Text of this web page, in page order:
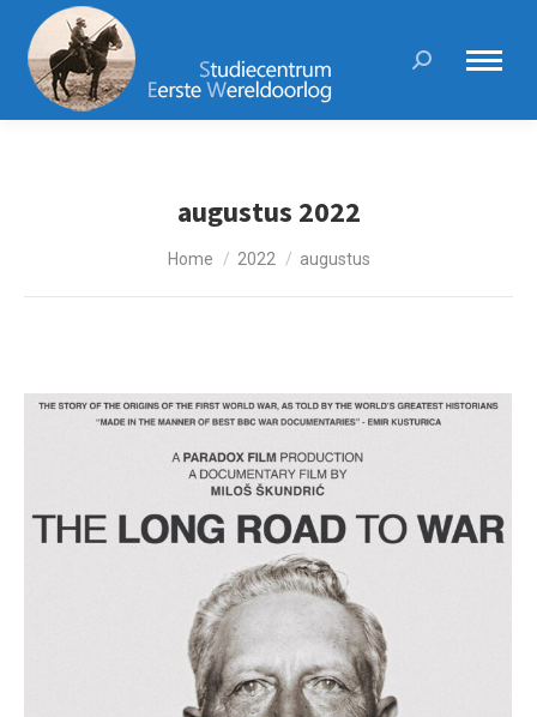
Search:
augustus 2022
Je bent hier:
Home 2022 augustus